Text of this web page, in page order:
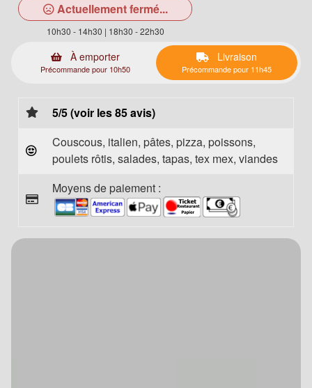
Actuellement fermé...
10h30 - 14h30 | 18h30 - 22h30
À emporter
Précommande pour 10h50
Livraison
Précommande pour 11h45
5/5 (voir les 85 avis)
Couscous, italien, pâtes, pizza, poissons,
poulets rôtis, salades, tapas, tex mex, viandes
Moyens de paiement :